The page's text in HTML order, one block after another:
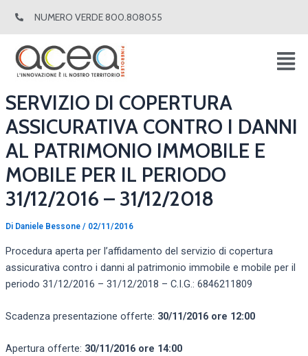
NUMERO VERDE 800.808055
SERVIZIO DI COPERTURA
ASSICURATIVA CONTRO I DANNI
AL PATRIMONIO IMMOBILE E
MOBILE PER IL PERIODO
31/12/2016 – 31/12/2018
Di Daniele Bessone / 02/11/2016
Procedura aperta per l’affidamento del servizio di copertura
assicurativa contro i danni al patrimonio immobile e mobile per il
periodo 31/12/2016 – 31/12/2018 – C.I.G.: 6846211809
Scadenza presentazione offerte: 30/11/2016 ore 12:00
Apertura offerte: 30/11/2016 ore 14:00
articoli